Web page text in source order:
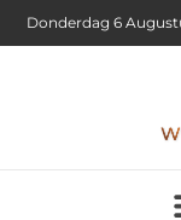
Donderdag 6